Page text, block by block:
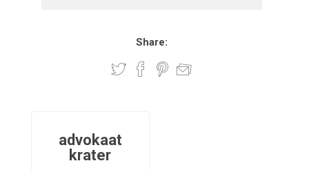
Share:
advokaat
krater